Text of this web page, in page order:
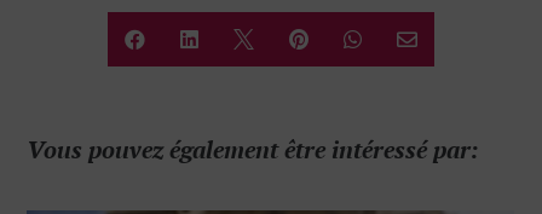
     
Vous pouvez également être intéressé par: